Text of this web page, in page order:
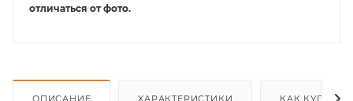
отличаться от фото.